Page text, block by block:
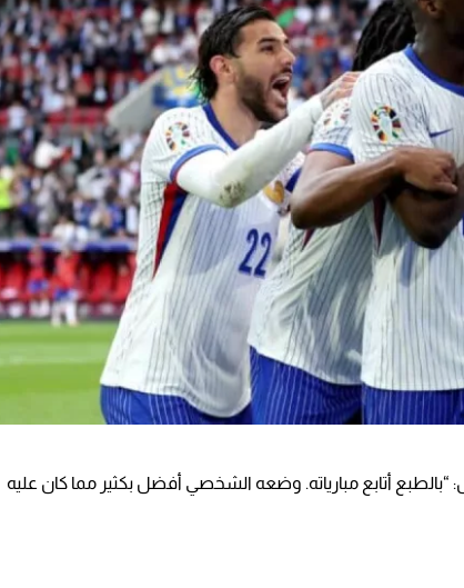
“بالطبع أتابع مبارياته. وضعه الشخصي أفضل بكثير مما كان عليه